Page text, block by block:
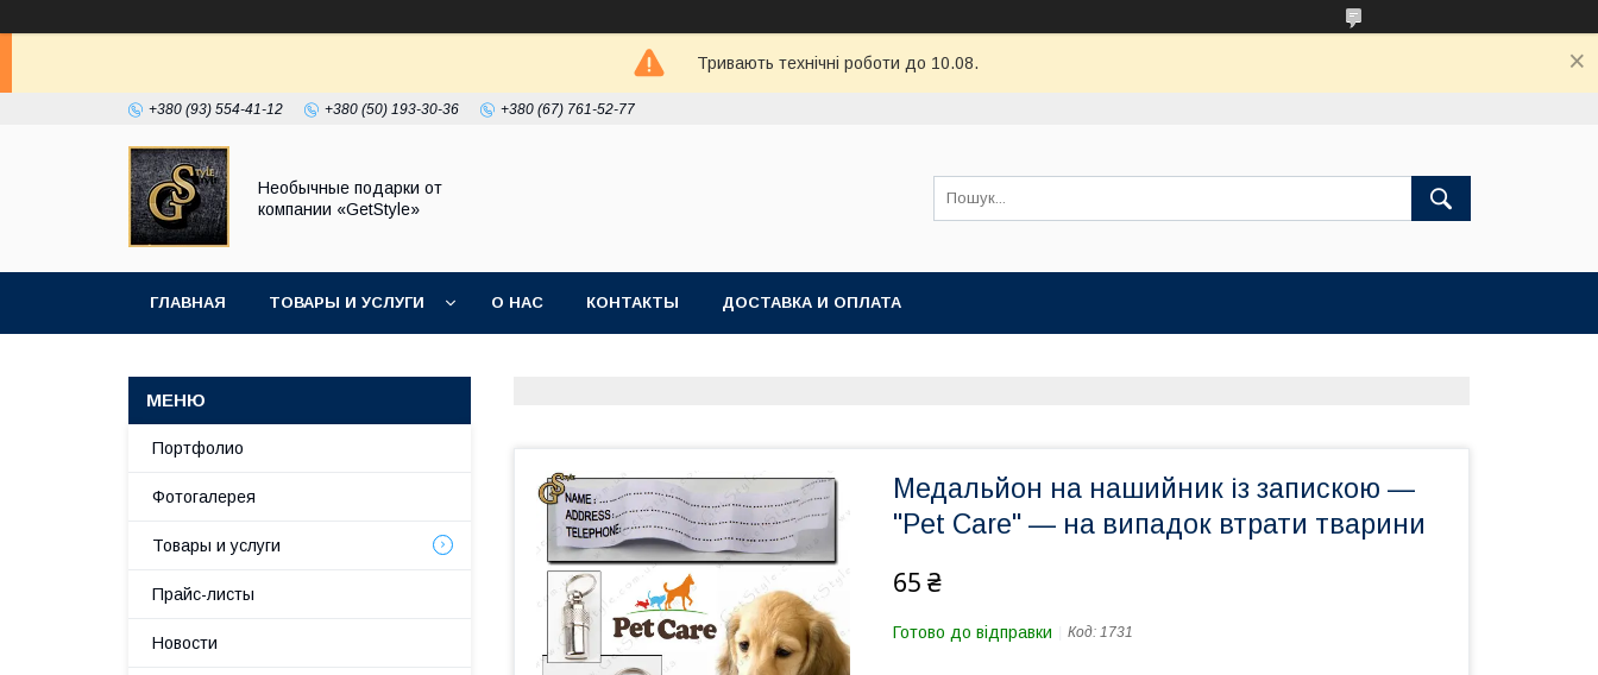
Тривають технічні роботи до 10.08.
+380 (93) 554-41-12 +380 (50) 193-30-36 +380 (67) 761-52-77
Необычные подарки от
компании «GetStyle»
ГЛАВНАЯ ТОВАРЫ И УСЛУГИ О НАС КОНТАКТЫ ДОСТАВКА И ОПЛАТА
Медальйон на нашийник із запискою —
"Pet Care" — на випадок втрати тварини
65 ₴
Готово до відправки Код: 1731
Портфолио
Фотогалерея
Товары и услуги
Прайс-листы
Новости